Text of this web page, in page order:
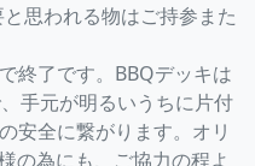
思われる物はご持参また
終了です。BBQデッキは
手元が明るいうちに片付
安全に繋がります。オリ
の為にも、ご協力の程よ